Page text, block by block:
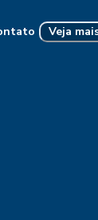
Veja